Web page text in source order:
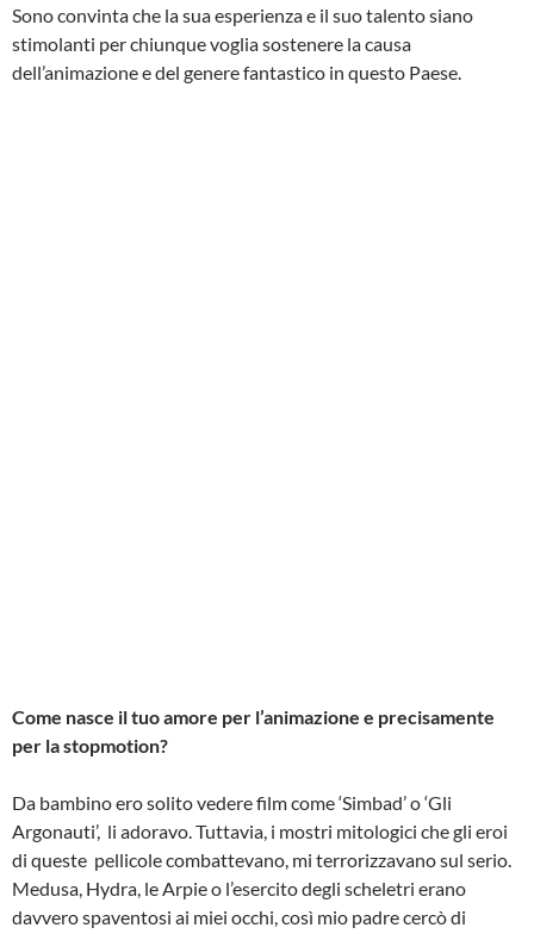
Sono convinta che la sua esperienza e il suo talento siano
stimolanti per chiunque voglia sostenere la causa
dell’animazione e del genere fantastico in questo Paese.
Come nasce il tuo amore per l’animazione e precisamente
per la stop­motion?
Da bambino ero solito vedere film come ‘Simbad’ o ‘Gli
Argonauti’, li adoravo. Tuttavia, i mostri mitologici che gli eroi
di queste pellicole combattevano, mi terrorizzavano sul serio.
Medusa, Hydra, le Arpie o l’esercito degli scheletri erano
davvero spaventosi ai miei occhi, così mio padre cercò di